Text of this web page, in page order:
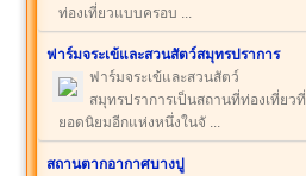
ท่องเที่ยวแบบครอบ ...
ฟาร์มจระเข้และสวนสัตว์สมุทรปราการ
ฟาร์มจระเข้และสวนสัตว์
สมุทรปราการเป็นสถานที่ท่องเที่ยวที่
ยอดนิยมอีกแห่งหนึ่งในจั ...
สถานตากอากาศบางปู